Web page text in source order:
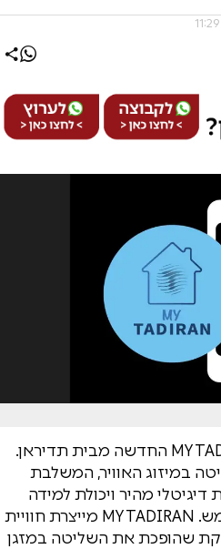
הכירו את אפליקציית MY TADIRAN החדשה מבית תדיראן.
במיזוג האוויר, המשלבת
מהיר ויכולת למידה
והתאמה אישית של המשתמש. MY TADIRAN מייצרת חוויית
שהופכת את השליטה במזגן